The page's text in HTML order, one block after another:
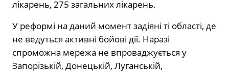
лікарень, 275 загальних лікарень.
У реформі на даний момент задіяні ті області, де
не ведуться активні бойові дії. Наразі
спроможна мережа не впроваджується у
Запорізькій, Донецькій, Луганській,